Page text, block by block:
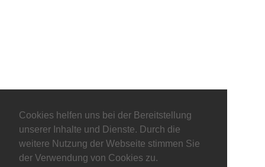
Cookies helfen uns bei der Bereitstellung
unserer Inhalte und Dienste. Durch die
weitere Nutzung der Webseite stimmen Sie
der Verwendung von Cookies zu.
© keepitliberal.de
Datenschutzerklärung Impressum Kontakt